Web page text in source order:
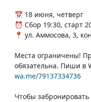
📅 18 июня, четверг
⏰ Сбор 19:30, старт
📍 ул. Аммосова, 3,
Места ограничены!
обязательна. Пиши в
wa.me/79137334736
Чтобы